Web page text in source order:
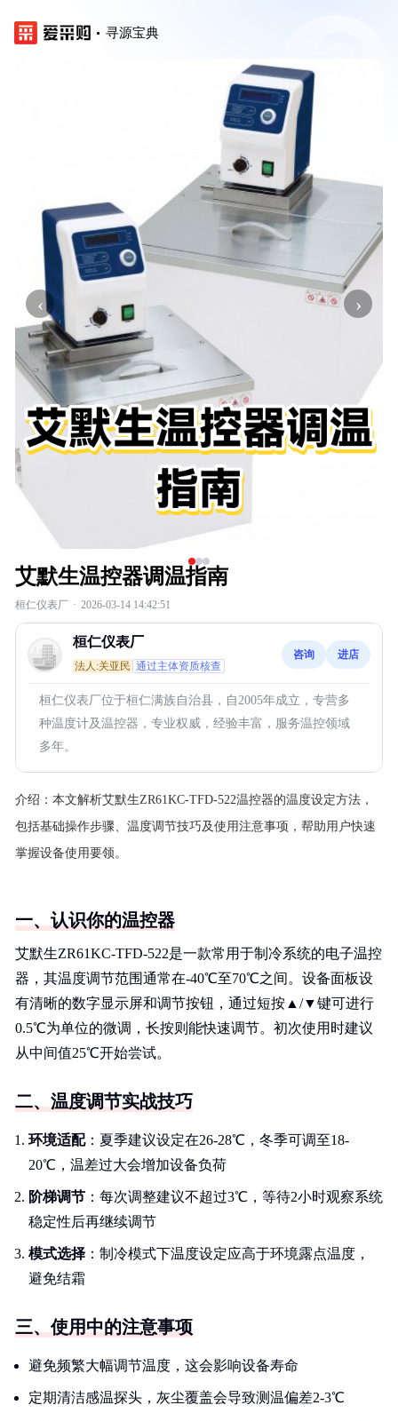
寻源宝典
‹ ›
艾默生温控器调温指南
桓仁仪表厂 · 2026-03-14 14:42:51
桓仁仪表厂
法人:关亚民 通过主体资质核查
咨询 进店
桓仁仪表厂位于桓仁满族自治县，自2005年成立，专营多
种温度计及温控器，专业权威，经验丰富，服务温控领域
多年。
介绍： 本文解析艾默生ZR61KC-TFD-522温控器的温度设定方法，
包括基础操作步骤、温度调节技巧及使用注意事项，帮助用户快速
掌握设备使用要领。
一、认识你的温控器
艾默生ZR61KC-TFD-522是一款常用于制冷系统的电子温控
器，其温度调节范围通常在-40℃至70℃之间。设备面板设
有清晰的数字显示屏和调节按钮，通过短按▲/▼键可进行
0.5℃为单位的微调，长按则能快速调节。初次使用时建议
从中间值25℃开始尝试。
二、温度调节实战技巧
环境适配：夏季建议设定在26-28℃，冬季可调至18-
20℃，温差过大会增加设备负荷
阶梯调节 ：每次调整建议不超过3℃，等待2小时观察系统
稳定性后再继续调节
模式选择 ：制冷模式下温度设定应高于环境露点温度，
避免结霜
三、使用中的注意事项
避免频繁大幅调节温度，这会影响设备寿命
定期清洁感温探头，灰尘覆盖会导致测温偏差2-3℃